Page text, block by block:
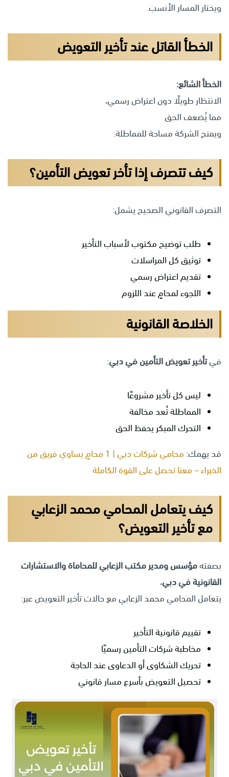
ويختار المسار الأنسب.
الخطأ القاتل عند تأخير التعويض
الخطأ الشائع:
الانتظار طويلًا دون اعتراض رسمي،
مما يُضعف الحق
ويمنح الشركة مساحة للمماطلة.
كيف تتصرف إذا تأخر تعويض التأمين؟
التصرف القانوني الصحيح يشمل:
طلب توضيح مكتوب لأسباب التأخير
توثيق كل المراسلات
تقديم اعتراض رسمي
اللجوء لمحامٍ عند اللزوم
الخلاصة القانونية
فيتأخير تعويض التأمين في دبي:
ليس كل تأخير مشروعًا
المماطلة تُعد مخالفة
التحرك المبكر يحفظ الحق
قد يهمك:
محامي شركات دبي | 1 محامٍ يساوي فريق من
الخبراء – معنا تحصل على القوة الكاملة
كيف يتعامل المحامي محمد الزعابي
مع تأخير التعويض؟
بصفتهمؤسس ومدير مكتب الزعابي للمحاماة والاستشارات
القانونية في دبي،
يتعامل المحامي محمد الزعابي مع حالات تأخير التعويض عبر:
تقييم قانونية التأخير
مخاطبة شركات التأمين رسميًا
تحريك الشكاوى أو الدعاوى عند الحاجة
تحصيل التعويض بأسرع مسار قانوني